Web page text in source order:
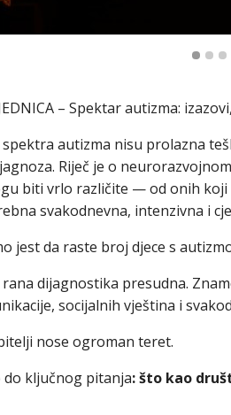
– Spektar autizma:
spektra autizma nisu prolazna
Riječ je o
biti vrlo različite — od onih
svakodnevna, intenzivna i
jest da raste broj djece s
rana dijagnostika presudna.
socijalnih vještina i
nose ogroman teret.
do ključnog pitanja:što kao